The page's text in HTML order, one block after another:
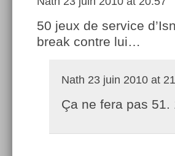
50 jeux de service
break contre lui…
Nath 23 juin 2010 at
Ça ne fera pas